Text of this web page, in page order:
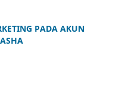
PADA AKUN